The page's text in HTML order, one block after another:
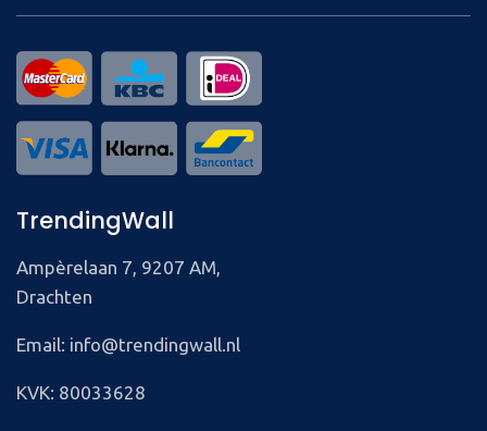
TrendingWall
Ampèrelaan 7, 9207 AM,
Drachten
Email: info@trendingwall.nl
KVK: 80033628